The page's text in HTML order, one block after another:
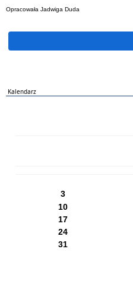
Opracowała Jadwiga Duda
Kalendarz
3
10
17
24
31